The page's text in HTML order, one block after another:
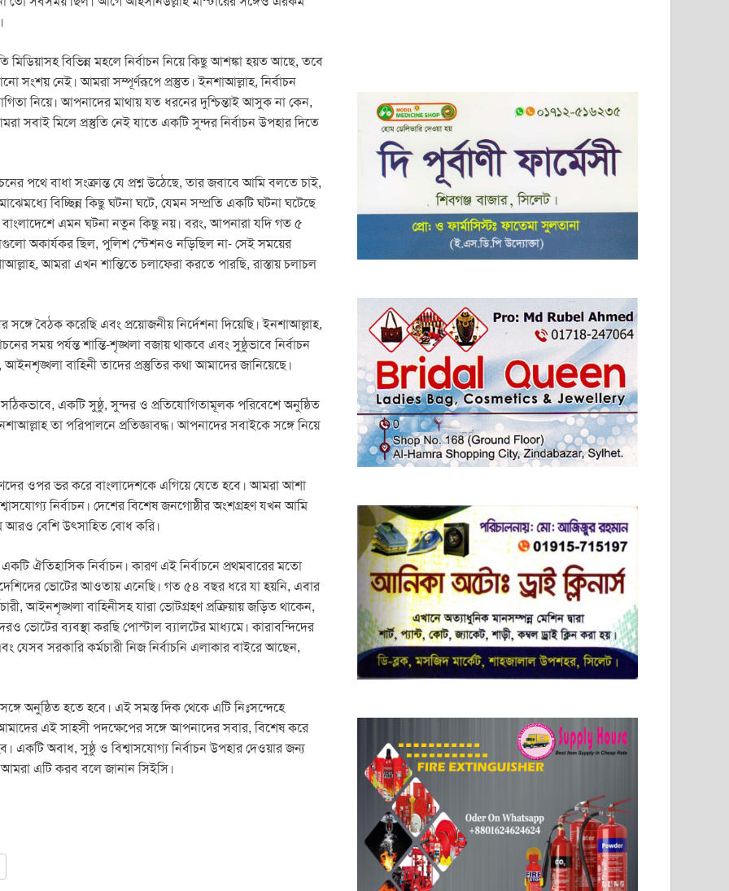
মিডিয়াসহ বিভিন্ন মহলে নির্বাচন নিয়ে কিছু আশঙ্কা হয়ত আছে, তবে
সংশয় নেই। আমরা সম্পূর্ণরূপে প্রস্তুত। ইনশাআল্লাহ, নির্বাচন
নিয়ে। আপনাদের মাথায় যত ধরনের দুশ্চিন্তাই আসুক না কেন,
মিলে প্রস্তুতি নেই যাতে একটি সুন্দর নির্বাচন উপহার দিতে
পথে বাধা সংক্রান্ত যে প্রশ্ন উঠেছে, তার জবাবে আমি বলতে চাই,
বিচ্ছিন্ন কিছু ঘটনা ঘটে, যেমন সম্প্রতি একটি ঘটনা ঘটেছে
বাংলাদেশে এমন ঘটনা নতুন কিছু নয়। বরং, আপনারা যদি গত ৫
অকার্যকর ছিল, পুলিশ স্টেশনও নড়িছিল না- সেই সময়ের
আমরা এখন শান্তিতে চলাফেরা করতে পারছি, রাস্তায় চলাচল
বৈঠক করেছি এবং প্রয়োজনীয় নির্দেশনা দিয়েছি। ইনশাআল্লাহ,
সময় পর্যন্ত শান্তি-শৃঙ্খলা বজায় থাকবে এবং সুষ্ঠুভাবে নির্বাচন
বাহিনী তাদের প্রস্তুতির কথা আমাদের জানিয়েছে।
একটি সুষ্ঠু, সুন্দর ও প্রতিযোগিতামূলক পরিবেশে অনুষ্ঠিত
তা পরিপালনে প্রতিজ্ঞাবদ্ধ। আপনাদের সবাইকে সঙ্গে নিয়ে
ওপর ভর করে বাংলাদেশকে এগিয়ে যেতে হবে। আমরা আশা
নির্বাচন। দেশের বিশেষ জনগোষ্ঠীর অংশগ্রহণ যখন আমি
আরও বেশি উৎসাহিত বোধ করি।
ঐতিহাসিক নির্বাচন। কারণ এই নির্বাচনে প্রথমবারের মতো
ভোটের আওতায় এনেছি। গত ৫৪ বছর ধরে যা হয়নি, এবার
আইনশৃঙ্খলা বাহিনীসহ যারা ভোটগ্রহণ প্রক্রিয়ায় জড়িত থাকেন,
ব্যবস্থা করছি পোস্টাল ব্যালটের মাধ্যমে। কারাবন্দিদের
যেসব সরকারি কর্মচারী নিজ নির্বাচনি এলাকার বাইরে আছেন,
অনুষ্ঠিত হতে হবে। এই সমস্ত দিক থেকে এটি নিঃসন্দেহে
এই সাহসী পদক্ষেপের সঙ্গে আপনাদের সবার, বিশেষ করে
অবাধ, সুষ্ঠু ও বিশ্বাসযোগ্য নির্বাচন উপহার দেওয়ার জন্য
এটি করব বলে জানান সিইসি।